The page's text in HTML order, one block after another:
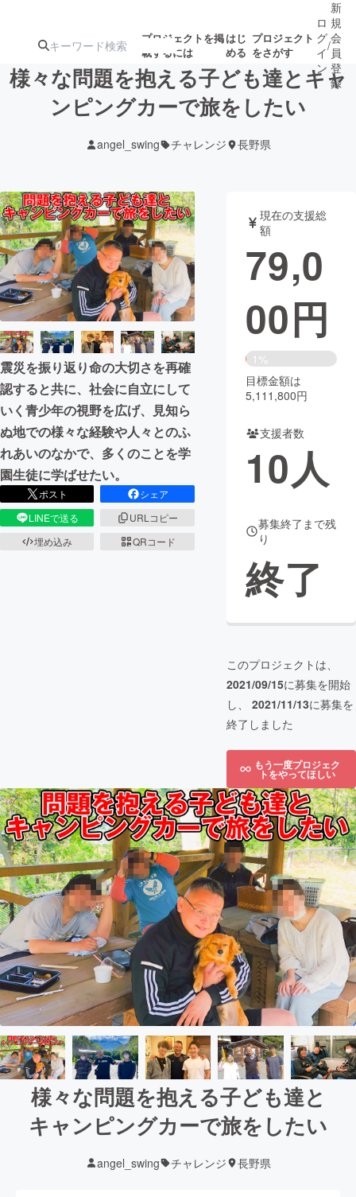
プロジェクトを掲
載するには
はじ
める
プロジェクト
をさがす
ターン
ジェクト
ロジェクト
アート・写真 音楽
テクノロジー・ガジェット ゲーム・
映像・映画 書籍・雑誌
ビジネス・起業 チャレンジ
まちづくり・地域活性化
CAMPFIRE for Social Good
CAMPFIRE Creation
CAMPFIREふるさと納税machi-ya コミュニティ
ロ
グ
イ
ン
/
新
規
会
員
登
録
様々な問題を抱える子ども達とキャ
ンピングカーで旅をしたい
angel_swing チャレンジ 長野県
震災を振り返り命の大切さを再確
認すると共に、社会に自立にして
いく青少年の視野を広げ、見知ら
ぬ地での様々な経験や人々とのふ
れあいのなかで、多くのことを学
園生徒に学ばせたい。
ポスト
シェア
LINEで送る
URLコピー
埋め込み
QRコード
現在の支援総
額
79,0
00円
1%
目標金額は
5,111,800円
支援者数
10人
募集終了まで残
り
終了
このプロジェクトは、
2021/09/15に募集を開始
し、 2021/11/13に募集を
終了しました
もう一度プロジェク
トをやってほしい
様々な問題を抱える子ども達と
キャンピングカーで旅をしたい
angel_swing チャレンジ 長野県